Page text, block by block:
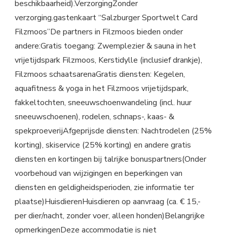
beschikbaarheid).VerzorgingZonder
verzorging.gastenkaart “Salzburger Sportwelt Card
Filzmoos”De partners in Filzmoos bieden onder
andere:Gratis toegang: Zwemplezier & sauna in het
vrijetijdspark Filzmoos, Kerstidylle (inclusief drankje),
Filzmoos schaatsarenaGratis diensten: Kegelen,
aquafitness & yoga in het Filzmoos vrijetijdspark,
fakkeltochten, sneeuwschoenwandeling (incl. huur
sneeuwschoenen), rodelen, schnaps-, kaas- &
spekproeverijAfgeprijsde diensten: Nachtrodelen (25%
korting), skiservice (25% korting) en andere gratis
diensten en kortingen bij talrijke bonuspartners(Onder
voorbehoud van wijzigingen en beperkingen van
diensten en geldigheidsperioden, zie informatie ter
plaatse)HuisdierenHuisdieren op aanvraag (ca. € 15,-
per dier/nacht, zonder voer, alleen honden)Belangrijke
opmerkingenDeze accommodatie is niet